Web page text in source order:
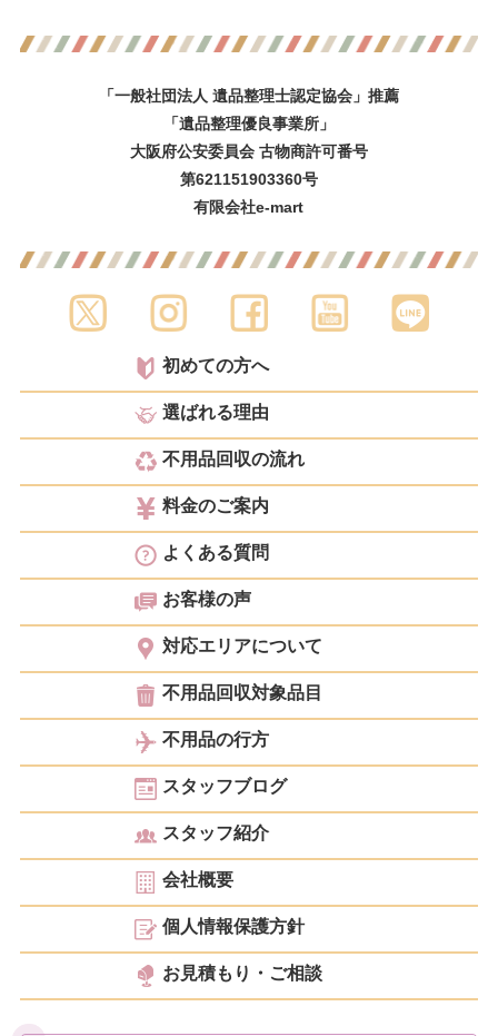
「一般社団法人 遺品整理士認定協会」推薦
「遺品整理優良事業所」
大阪府公安委員会 古物商許可番号
第621151903360号
有限会社e-mart
初めての方へ
選ばれる理由
不用品回収の流れ
料金のご案内
よくある質問
お客様の声
対応エリアについて
不用品回収対象品目
不用品の行方
スタッフブログ
スタッフ紹介
会社概要
個人情報保護方針
お見積もり・ご相談